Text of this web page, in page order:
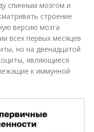
спинным мозгом и
строение
версию мозга
всех первых месяцев
но на двенадцатой
являющиеся
к иммунной